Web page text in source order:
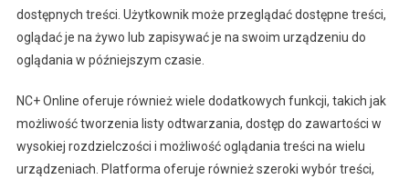
dostępnych treści. Użytkownik może przeglądać dostępne treści,
oglądać je na żywo lub zapisywać je na swoim urządzeniu do
oglądania w późniejszym czasie.
NC+ Online oferuje również wiele dodatkowych funkcji, takich jak
możliwość tworzenia listy odtwarzania, dostęp do zawartości w
wysokiej rozdzielczości i możliwość oglądania treści na wielu
urządzeniach. Platforma oferuje również szeroki wybór treści,